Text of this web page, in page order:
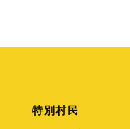
特別村民